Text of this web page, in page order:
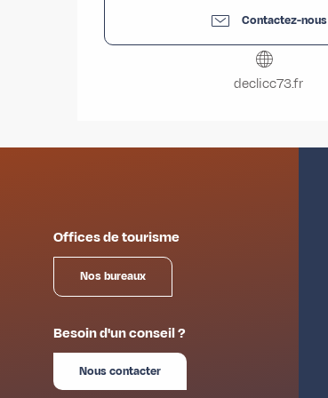
Contactez-nous
declicc73.fr
Offices de tourisme
Nos bureaux
Besoin d'un conseil ?
Nous contacter